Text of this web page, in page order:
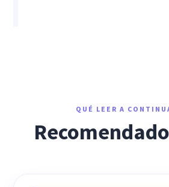
QUÉ LEER A